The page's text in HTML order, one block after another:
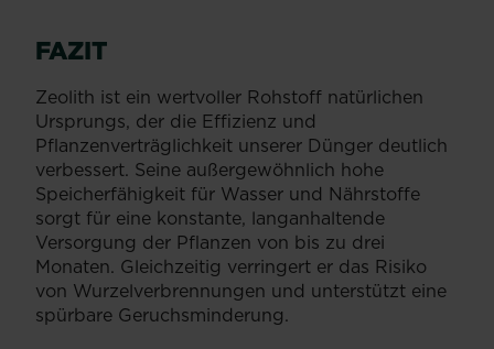
FAZIT
Zeolith ist ein wertvoller Rohstoff natürlichen
Ursprungs, der die Effizienz und
Pflanzenverträglichkeit unserer Dünger deutlich
verbessert. Seine außergewöhnlich hohe
Speicherfähigkeit für Wasser und Nährstoffe
sorgt für eine konstante, langanhaltende
Versorgung der Pflanzen von bis zu drei
Monaten. Gleichzeitig verringert er das Risiko
von Wurzelverbrennungen und unterstützt eine
spürbare Geruchsminderung.